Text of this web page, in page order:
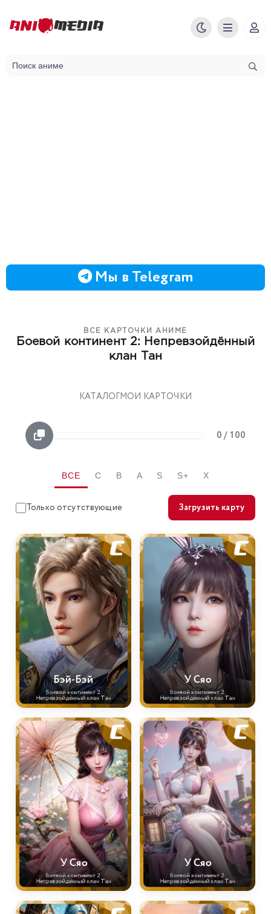
Мы в Telegram
ВСЕ КАРТОЧКИ АНИМЕ
Боевой континент 2: Непревзойдённый
клан Тан
КАТАЛОГМОИ КАРТОЧКИ
0 / 100
ВСЕ C B A S S+ X
Только отсутствующие Загрузить карту